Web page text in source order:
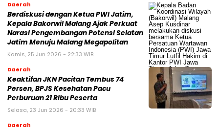
Daerah
Berdiskusi dengan Ketua PWI Jatim,
Kepala Bakorwil Malang Ajak Perkuat
Narasi Pengembangan Potensi Selatan
Jatim Menuju Malang Megapolitan
Kamis, 25 Jun 2026 - 22:33 WIB
Daerah
Keaktifan JKN Pacitan Tembus 74
Persen, BPJS Kesehatan Pacu
Perburuan 21 Ribu Peserta
Selasa, 23 Jun 2026 - 20:33 WIB
Daerah